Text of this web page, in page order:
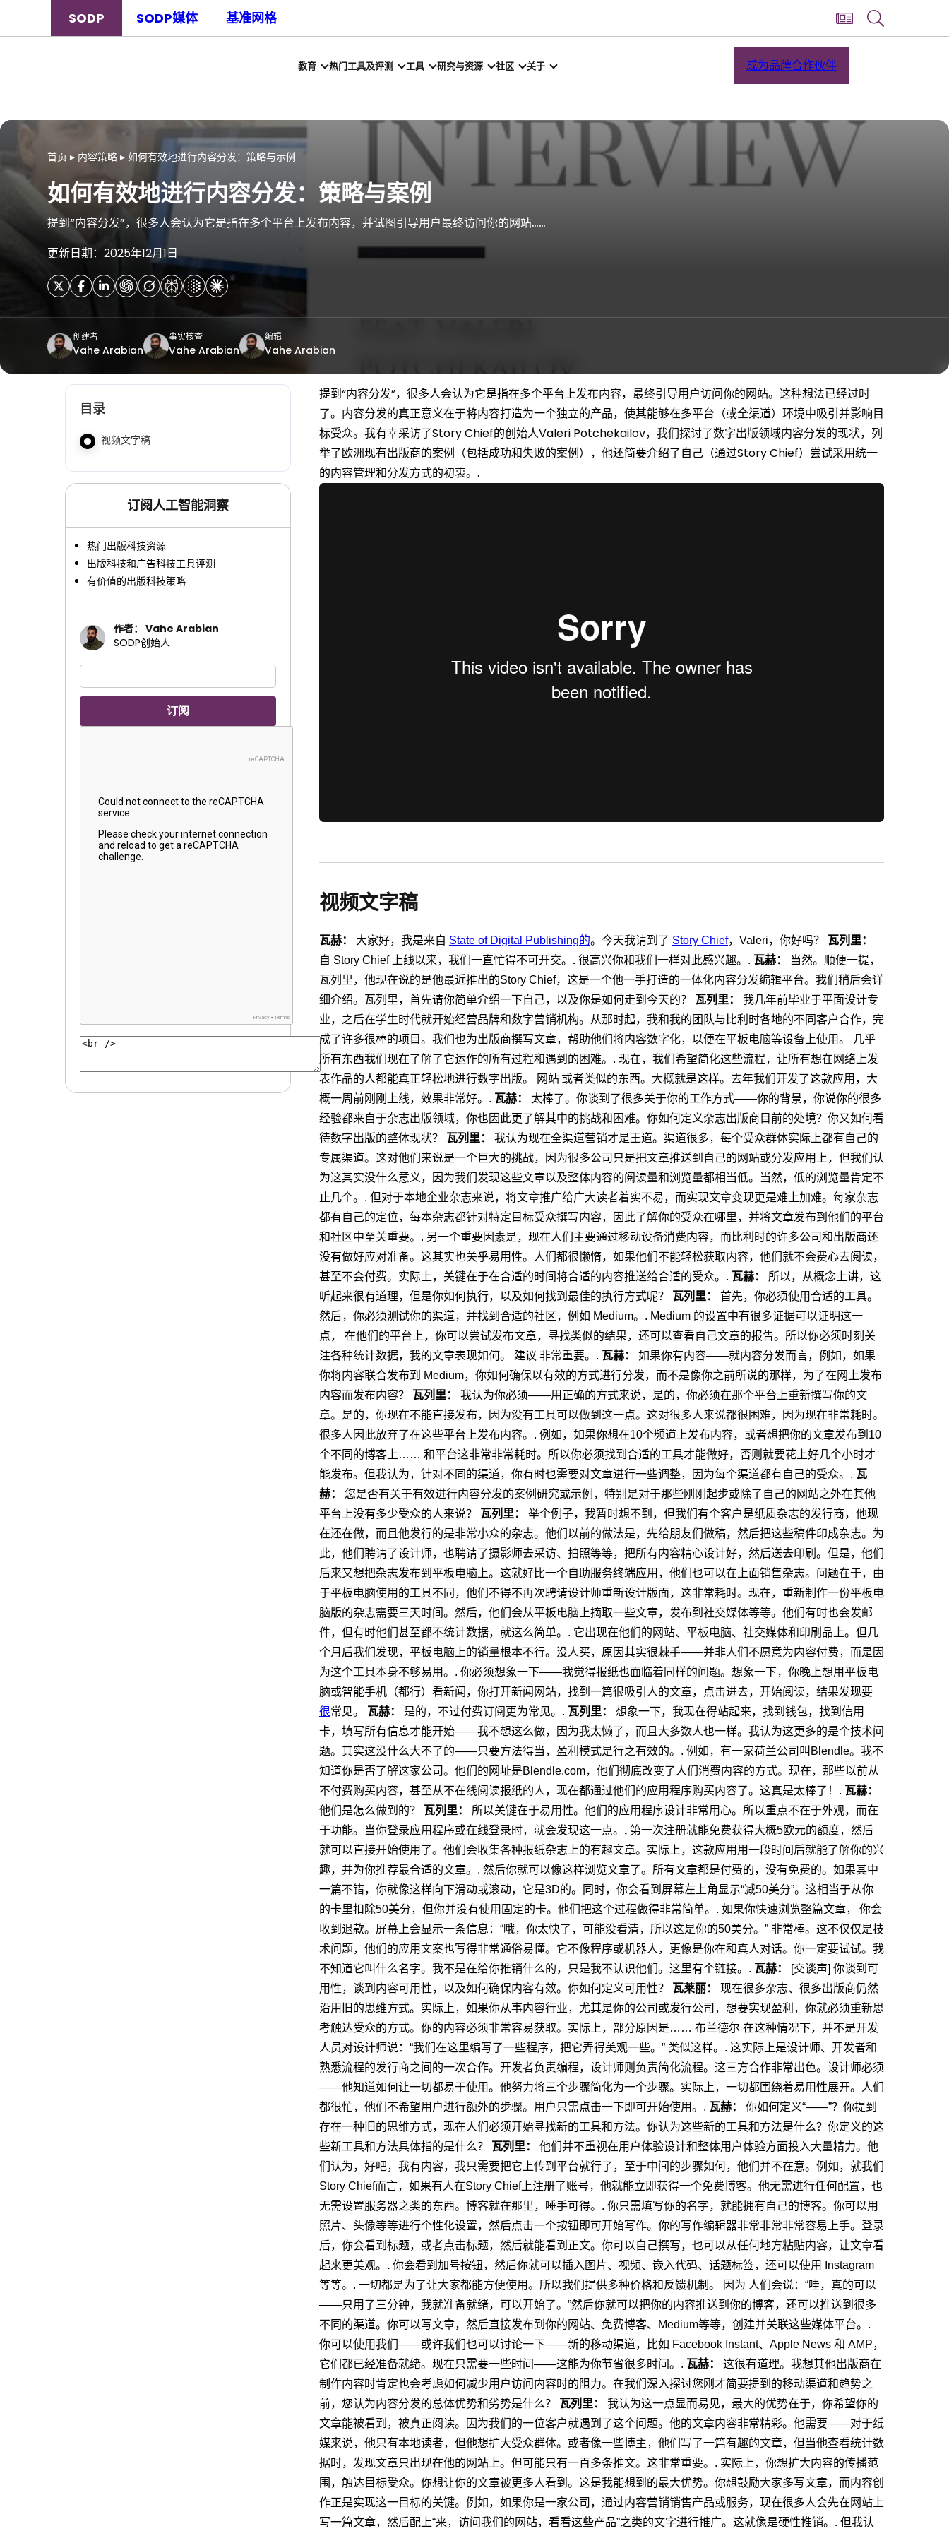
SODP SODP媒体 基准网格
教育 热门工具及评测 工具 研究与资源 社区 关于 成为品牌合作伙伴
首页 ▸ 内容策略 ▸ 如何有效地进行内容分发：策略与示例
如何有效地进行内容分发：策略与案例
提到“内容分发”，很多人会认为它是指在多个平台上发布内容，并试图引导用户最终访问你的网站……
更新日期：2025年12月1日
创建者
Vahe Arabian
事实核查
Vahe Arabian
编辑
Vahe Arabian
目录
视频文字稿
订阅人工智能洞察
热门出版科技资源
出版科技和广告科技工具评测
有价值的出版科技策略
作者： Vahe Arabian
SODP创始人
提到“内容分发”，很多人会认为它是指在多个平台上发布内容，最终引导用户访问你的网站。这种想法已经过时
了。内容分发的真正意义在于将内容打造为一个独立的产品，使其能够在多平台（或全渠道）环境中吸引并影响目
标受众。我有幸采访了Story Chief的创始人Valeri Potchekailov，我们探讨了数字出版领域内容分发的现状，列
举了欧洲现有出版商的案例（包括成功和失败的案例），他还简要介绍了自己（通过Story Chief）尝试采用统一
的内容管理和分发方式的初衷。.
视频文字稿
瓦赫： 大家好，我是来自 State of Digital Publishing的。今天我请到了 Story Chief，Valeri，你好吗？
瓦列里：
自 Story Chief 上线以来，我们一直忙得不可开交。 . 很高兴你和我们一样对此感兴趣。. 瓦赫：
当然。顺便一提，
瓦列里，他现在说的是他最近推出的Story Chief，这是一个他一手打造的一体化内容分发编辑平台。我们稍后会详
细介绍。瓦列里，首先请你简单介绍一下自己，以及你是如何走到今天的？
瓦列里：
我几年前毕业于平面设计专
业，之后在学生时代就开始经营品牌和数字营销机构。从那时起，我和我的团队与比利时各地的不同客户合作，完
成了许多很棒的项目。我们也为出版商撰写文章，帮助他们将内容数字化，以便在平板电脑等设备上使用。
几乎
所有东西我们现在了解了它运作的所有过程和遇到的困难。. 现在，我们希望简化这些流程，让所有想在网络上发
表作品的人都能真正轻松地进行数字出版。
网站 或者类似的东西。大概就是这样。去年我们开发了这款应用，大
概一周前刚刚上线，效果非常好。. 瓦赫：
太棒了。你谈到了很多关于你的工作方式——你的背景，你说你的很多
经验都来自于杂志出版领域，你也因此更了解其中的挑战和困难。你如何定义杂志出版商目前的处境？你又如何看
待数字出版的整体现状？
瓦列里：
我认为现在全渠道营销才是王道。渠道很多，每个受众群体实际上都有自己的
专属渠道。这对他们来说是一个巨大的挑战，因为很多公司只是把文章推送到自己的网站或分发应用上，但我们认
为这其实没什么意义，因为我们发现这些文章以及整体内容的阅读量和浏览量都相当低。当然，低的浏览量肯定不
止几个。. 但对于本地企业杂志来说，将文章推广给广大读者着实不易，而实现文章变现更是难上加难。每家杂志
都有自己的定位，每本杂志都针对特定目标受众撰写内容，因此了解你的受众在哪里，并将文章发布到他们的平台
和社区中至关重要。. 另一个重要因素是，现在人们主要通过移动设备消费内容，而比利时的许多公司和出版商还
没有做好应对准备。这其实也关乎易用性。人们都很懒惰，如果他们不能轻松获取内容，他们就不会费心去阅读，
甚至不会付费。实际上，关键在于在合适的时间将合适的内容推送给合适的受众。. 瓦赫：
所以，从概念上讲，这
听起来很有道理，但是你如何执行，以及如何找到最佳的执行方式呢？
瓦列里：
首先，你必须使用合适的工具。
然后，你必须测试你的渠道，并找到合适的社区，例如 Medium。. Medium 的设置中有很多证据可以证明这一
点，
在他们的平台上，你可以尝试发布文章，寻找类似的结果，还可以查看自己文章的报告。所以你必须时刻关
注各种统计数据，我的文章表现如何。 建议 非常重要。. 瓦赫：
如果你有内容——就内容分发而言，例如，如果
你将内容联合发布到 Medium，你如何确保以有效的方式进行分发，而不是像你之前所说的那样，为了在网上发布
内容而发布内容？
瓦列里：
我认为你必须——用正确的方式来说，是的，你必须在那个平台上重新撰写你的文
章。是的，你现在不能直接发布，因为没有工具可以做到这一点。这对很多人来说都很困难，因为现在非常耗时。
很多人因此放弃了在这些平台上发布内容。. 例如，如果你想在10个频道上发布内容，或者想把你的文章发布到10
个不同的博客上…… 和平台这非常非常耗时。所以你必须找到合适的工具才能做好，否则就要花上好几个小时才
能发布。但我认为，针对不同的渠道，你有时也需要对文章进行一些调整，因为每个渠道都有自己的受众。. 瓦
赫：
您是否有关于有效进行内容分发的案例研究或示例，特别是对于那些刚刚起步或除了自己的网站之外在其他
平台上没有多少受众的人来说？
瓦列里：
举个例子，我暂时想不到，但我们有个客户是纸质杂志的发行商，他现
在还在做，而且他发行的是非常小众的杂志。他们以前的做法是，先给朋友们做稿，然后把这些稿件印成杂志。为
此，他们聘请了设计师，也聘请了摄影师去采访、拍照等等，把所有内容精心设计好，然后送去印刷。但是，他们
后来又想把杂志发布到平板电脑上。这就好比一个自助服务终端应用，他们也可以在上面销售杂志。问题在于，由
于平板电脑使用的工具不同，他们不得不再次聘请设计师重新设计版面，这非常耗时。现在，重新制作一份平板电
脑版的杂志需要三天时间。然后，他们会从平板电脑上摘取一些文章，发布到社交媒体等等。他们有时也会发邮
件，但有时他们甚至都不统计数据，就这么简单。. 它出现在他们的网站、平板电脑、社交媒体和印刷品上。但几
个月后我们发现，平板电脑上的销量根本不行。没人买，原因其实很棘手——并非人们不愿意为内容付费，而是因
为这个工具本身不够易用。. 你必须想象一下——我觉得报纸也面临着同样的问题。想象一下，你晚上想用平板电
脑或智能手机（都行）看新闻，你打开新闻网站，找到一篇很吸引人的文章，点击进去，开始阅读，结果发现要
很常见。 瓦赫： 是的，不过付费订阅更为常见。. 瓦列里：
想象一下，我现在得站起来，找到钱包，找到信用
卡，填写所有信息才能开始——我不想这么做，因为我太懒了，而且大多数人也一样。我认为这更多的是个技术问
题。其实这没什么大不了的——只要方法得当，盈利模式是行之有效的。. 例如，有一家荷兰公司叫Blendle。我不
知道你是否了解这家公司。他们的网址是Blendle.com，他们彻底改变了人们消费内容的方式。现在，那些以前从
不付费购买内容，甚至从不在线阅读报纸的人，现在都通过他们的应用程序购买内容了。这真是太棒了！. 瓦赫：
他们是怎么做到的？
瓦列里：
所以关键在于易用性。他们的应用程序设计非常用心。所以重点不在于外观，而在
于功能。当你登录应用程序或在线登录时，就会发现这一点。 , 第一次注册就能免费获得大概5欧元的额度，然后
就可以直接开始使用了。他们会收集各种报纸杂志上的有趣文章。实际上，这款应用用一段时间后就能了解你的兴
趣，并为你推荐最合适的文章。. 然后你就可以像这样浏览文章了。所有文章都是付费的，没有免费的。如果其中
一篇不错，你就像这样向下滑动或滚动，它是3D的。同时，你会看到屏幕左上角显示“减50美分”。这相当于从你
的卡里扣除50美分，但你并没有使用固定的卡。他们把这个过程做得非常简单。. 如果你快速浏览整篇文章，
你会
收到退款。屏幕上会显示一条信息：“哦，你太快了，可能没看清，所以这是你的50美分。” 非常棒。这不仅仅是技
术问题，他们的应用文案也写得非常通俗易懂。它不像程序或机器人，更像是你在和真人对话。你一定要试试。我
不知道它叫什么名字。我不是在给你推销什么的，只是我不认识他们。这里有个链接。. 瓦赫：
[交谈声] 你谈到可
用性，谈到内容可用性，以及如何确保内容有效。你如何定义可用性？
瓦莱丽：
现在很多杂志、很多出版商仍然
沿用旧的思维方式。实际上，如果你从事内容行业，尤其​​是你的公司或发行公司，想要实现盈利，你就必须重新思
考触达受众的方式。你的内容必须非常容易获取。实际上，部分原因是…… 布兰德尔 在这种情况下，并不是开发
人员对设计师说：“我们在这里编写了一些程序，把它弄得美观一些。” 类似这样。. 这实际上是设计师、开发者和
熟悉流程的发行商之间的一次合作。开发者负责编程，设计师则负责简化流程。这三方合作非常出色。设计师必须
——他知道如何让一切都易于使用。他努力将三个步骤简化为一个步骤。实际上，一切都围绕着易用性展开。人们
都很忙，他们不希望用户进行额外的步骤。用户只需点击一下即可开始使用。. 瓦赫：
你如何定义“——”？你提到
存在一种旧的思维方式，现在人们必须开始寻找新的工具和方法。你认为这些新的工具和方法是什么？你定义的这
些新工具和方法具体指的是什么？
瓦列里：
他们并不重视在用户体验设计和整体用户体验方面投入大量精力。他
们认为，好吧，我有内容，我只需要把它上传到平台就行了，至于中间的步骤如何，他们并不在意。例如，就我们
Story Chief而言，如果有人在Story Chief上注册了账号，他就能立即获得一个免费博客。他无需进行任何配置，也
无需设置服务器之类的东西。博客就在那里，唾手可得。. 你只需填写你的名字，就能拥有自己的博客。你可以用
照片、头像等等进行个性化设置，然后点击一个按钮即可开始写作。你的写作编辑器非常非常非常容易上手。登录
后，你会看到标题，或者点击标题，然后就能看到正文。你可以自己撰写，也可以从任何地方粘贴内容，让文章看
起来更美观。 . 你会看到加号按钮，然后你就可以插入图片、视频、嵌入代码、话题标签，还可以使用 Instagram
等等。. 一切都是为了让大家都能方便使用。所以我们提供多种价格和反馈机制。 因为 人们会说：“哇，真的可以
——​​只用了三分钟，我就准备就绪，可以开始了。”然后你就可以把你的内容推送到你的博客，还可以推送到很多
不同的渠道。你可以写文章，然后直接发布到你的网站、免费博客、Medium等等，创建并关联这些媒体平台。.
你可以使用我们——或许我们也可以讨论一下——新的移动渠道，比如 Facebook Instant、Apple News 和 AMP，
它们都已经准备就绪。现在只需要一些时间——这能为你节省很多时间。. 瓦赫：
这很有道理。我想其他出版商在
制作内容时肯定也会考虑如何减少用户访问内容时的阻力。在我们深入探讨您刚才简要提到的移动渠道和趋势之
前，您认为内容分发的总体优势和劣势是什么？
瓦列里：
我认为这一点显而易见，最大的优势在于，你希望你的
文章能被看到，被真正阅读。因为我们的一位客户就遇到了这个问题。他的文章内容非常精彩。他需要——对于纸
媒来说，他只有本地读者，但他想扩大受众群体。或者像一些博主，他们写了一篇有趣的文章，但当他查看统计数
据时，发现文章只出现在他的网站上。但可能只有一百多条推文。这非常重要。. 实际上，你想扩大内容的传播范
围，触达目标受众。你想让你的文章被更多人看到。这是我能想到的最大优势。你想鼓励大家多写文章，而内容创
作正是实现这一目标的关键。例如，如果你是一家公司，通过内容营销销售产品或服务，现在很多人会先在网站上
写一篇文章，然后配上“来，访问我们的网站，看看这些产品”之类的文字进行推广。这就像是硬性推销。. 但我认